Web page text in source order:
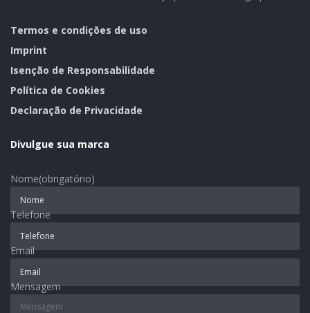
Sicredi e patrocínio bronze de Herold e Casaril
advogados, Katz equipamentos, Lume organização de
eventos e Machado Agropecuária.
Assessoria de Imprensa ACI-E
Tags: social
Termos e condições de uso
Imprint
Isenção de Responsabilidade
Política de Cookies
Declaração de Privacidade
Divulgue sua marca
Nome(obrigatório)
Telefone
Email
Mensagem